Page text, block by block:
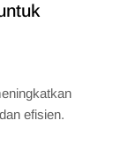
efisien.